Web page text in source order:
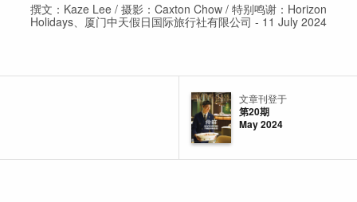
撰文：Kaze Lee / 摄影：Caxton Chow / 特别鸣谢：Horizon
Holidays、厦门中天假日国际旅行社有限公司 - 11 July 2024
文章刊登于
第20期
May 2024